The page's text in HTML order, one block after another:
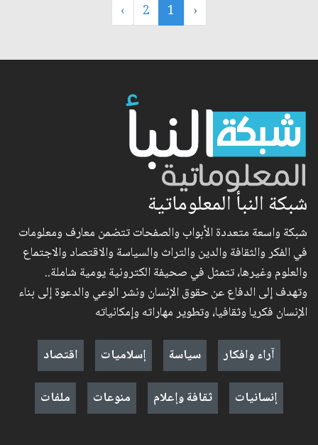
‹
1
2
›
شبكة النبأ المعلوماتية
شبكة واسعة متعددة الأبواب والصفحات تتضمن معارف ومعلومات
في الفكر والثقافة والدين والتراث والسياسة والاقتصاد والاجتماع
والعلوم وغيرها، تتمثل في صحيفة الكترونية يومية شاملة..
وتهدف إلى الدفاع عن حقوق الإنسان ونشر الوعي والدعوة إلى بناء
الإنسان فكريا وثقافيا، وتطوير مهاراته وإمكانياته
آراء وافكار
سياسة إسلاميات
اقتصاد
إنسانيات
ثقافة وإعلام منوعات ملفات